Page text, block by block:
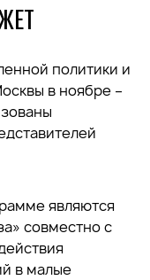
политики и
в ноябре –
являются
совместно с
в малые